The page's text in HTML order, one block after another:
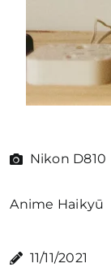
Nikon D810
Anime Haikyū
11/11/2021